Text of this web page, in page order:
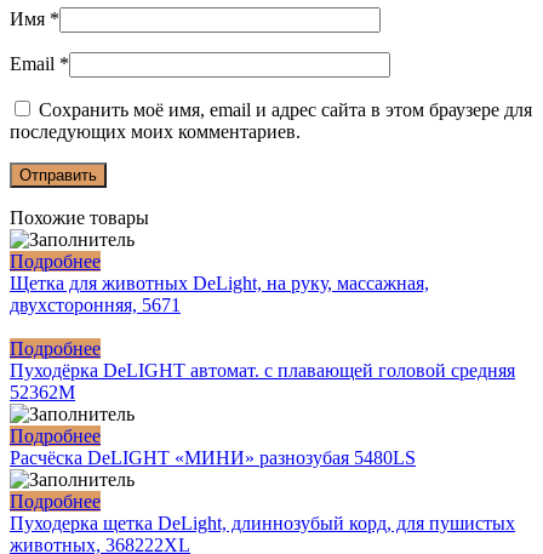
Имя *
Email *
Сохранить моё имя, email и адрес сайта в этом браузере для
последующих моих комментариев.
Похожие товары
Подробнее
Щетка для животных DeLight, на руку, массажная,
двухсторонняя, 5671
Подробнее
Пуходёрка DeLIGHT автомат. с плавающей головой средняя
52362M
Подробнее
Расчёска DeLIGHT «МИНИ» разнозубая 5480LS
Подробнее
Пуходерка щетка DeLight, длиннозубый корд, для пушистых
животных, 368222XL